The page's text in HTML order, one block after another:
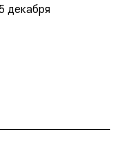
декабря